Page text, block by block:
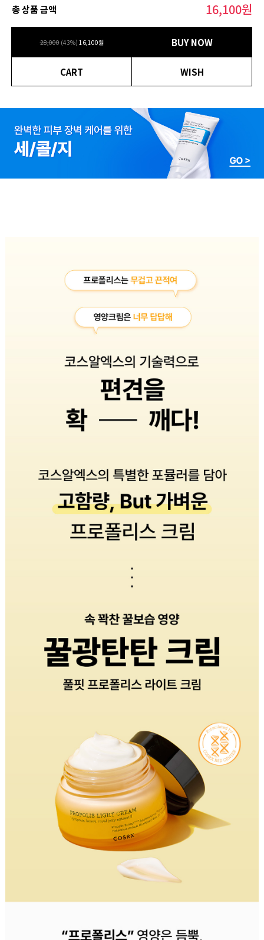
총 상품 금액 16,100원
28,000 (43%) 16,100원 BUY NOW
CART WISH